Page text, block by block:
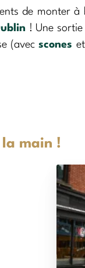
de monter
! Une
(avecscones
la main !